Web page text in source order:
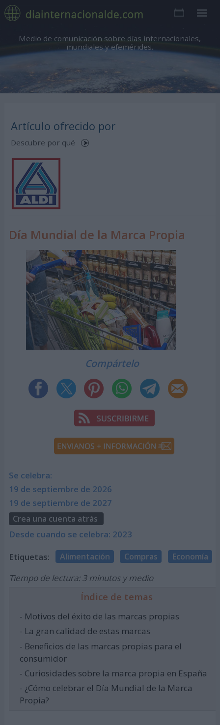
Medio de comunicación sobre días internacionales,
mundiales y efemérides.
Artículo ofrecido por
Descubre por qué
Día Mundial de la Marca Propia
Compártelo
Se celebra:
19 de septiembre de 2026
19 de septiembre de 2027
Crea una cuenta atrás
Desde cuando se celebra: 2023
Etiquetas: Alimentación Compras Economía
Tiempo de lectura: 3 minutos y medio
Índice de temas
- Motivos del éxito de las marcas propias
- La gran calidad de estas marcas
- Beneficios de las marcas propias para el
consumidor
- Curiosidades sobre la marca propia en España
- ¿Cómo celebrar el Día Mundial de la Marca
Propia?